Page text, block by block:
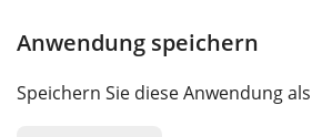
Anwendung speichern
Speichern Sie diese Anwendung als